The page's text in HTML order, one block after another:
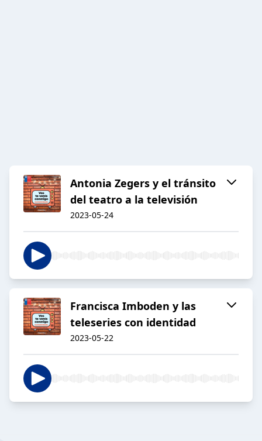
Antonia Zegers y el tránsito
del teatro a la televisión
2023-05-24
Francisca Imboden y las
teleseries con identidad
2023-05-22